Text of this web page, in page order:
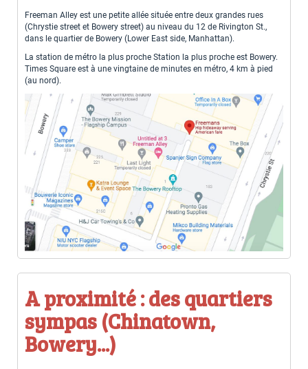
Freeman Alley est une petite allée située entre deux grandes rues
(Chrystie street et Bowery street) au niveau du 12 de Rivington St.,
dans le quartier de Bowery (Lower East side, Manhattan).
La station de métro la plus proche Station la plus proche est Bowery.
Times Square est à une vingtaine de minutes en métro, 4 km à pied
(au nord).
A proximité : des quartiers
sympas (Chinatown,
Bowery...)